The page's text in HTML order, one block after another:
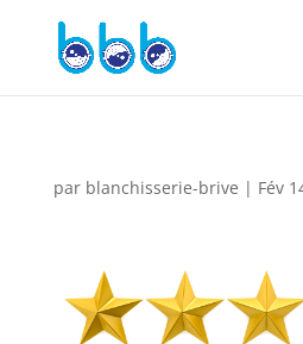
par blanchisserie-brive | Fév